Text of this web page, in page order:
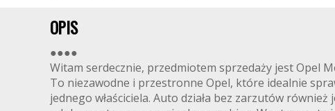
OPIS
●●●●
Witam serdecznie, przedmiotem sprzedaży jest Opel
To niezawodne i przestronne Opel, które idealnie
jednego właściciela. Auto działa bez zarzutów